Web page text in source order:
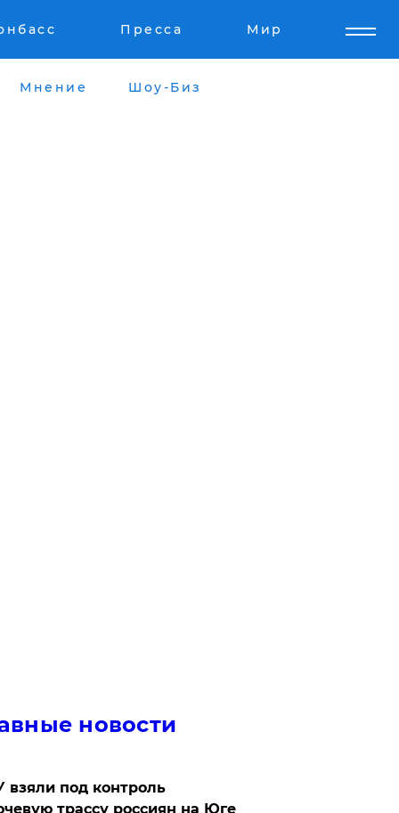
Пресса Мир
Мнение Шоу-Биз
новости
взяли под контроль
трассу россиян на Юге